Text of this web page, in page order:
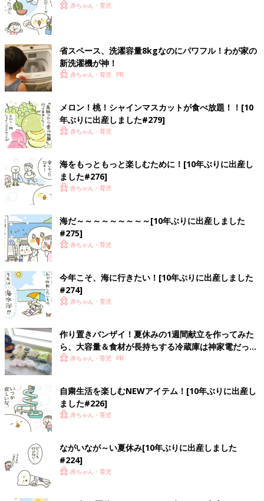
赤ちゃん・育児
省スペース、洗濯容量8kgなのにパワフル！わが家の
新洗濯機が神！
赤ちゃん・育児
メロン！桃！シャインマスカットが食べ放題！！[10
年ぶりに出産しました#279]
赤ちゃん・育児
海をもっともっと楽しむために！[10年ぶりに出産し
ました#276]
赤ちゃん・育児
海だ～～～～～～～～～[10年ぶりに出産しました
#275]
赤ちゃん・育児
今年こそ、海に行きたい！[10年ぶりに出産しました
#274]
赤ちゃん・育児
作り置きバンザイ！夏休みの1週間献立を作ってみた
ら、大容量＆食材が長持ちする冷蔵庫は神家電だっ
た！赤ちゃん・育児
自粛生活を楽しむNEWアイテム！[10年ぶりに出産し
ました#226]
赤ちゃん・育児
ながいなが～い夏休み[10年ぶりに出産しました
#224]
赤ちゃん・育児